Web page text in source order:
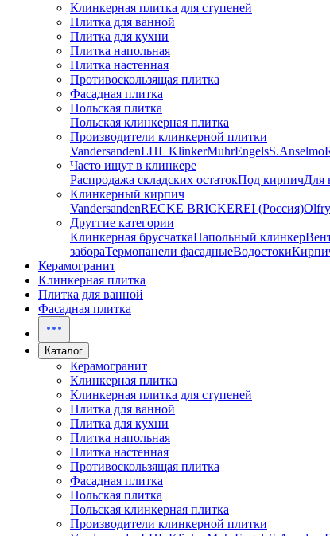
Клинкерная плитка для ступеней
Плитка для ванной
Плитка для кухни
Плитка напольная
Плитка настенная
Противоскользящая плитка
Фасадная плитка
Польская плитка
Польская клинкерная плитка
Производители клинкерной плитки
VandersandenLHL KlinkerMuhrEngelsS.Anselmo
Часто ищут в клинкере
Распродажа складских остатокПод кирпичДля
Клинкерный кирпич
VandersandenRECKE BRICKEREI (Россия)Olfry
Друггие категории
Клинкерная брусчаткаНапольный клинкер
забораТермопанели фасадныеВодостоки
Керамогранит
Клинкерная плитка
Плитка для ванной
Фасадная плитка
Каталог
Керамогранит
Клинкерная плитка
Клинкерная плитка для ступеней
Плитка для ванной
Плитка для кухни
Плитка напольная
Плитка настенная
Противоскользящая плитка
Фасадная плитка
Польская плитка
Польская клинкерная плитка
Производители клинкерной плитки